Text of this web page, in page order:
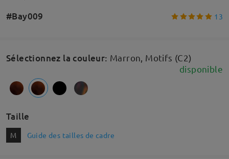
#Bay009 13
Sélectionnez la couleur: Marron, Motifs (C2)
disponible
Taille
M Guide des tailles de cadre